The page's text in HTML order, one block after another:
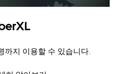
까지 이용할 수 있습니다.